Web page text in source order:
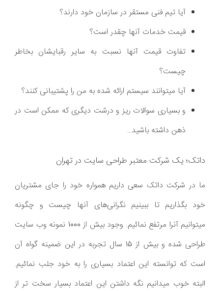
آیا تیم فنی مستقر در سازمان خود دارند؟
قیمت خدمات آنها چقدر است؟
تفاوت قیمت آنها نسبت به سایر رقبایشان بخاطر
چیست؟
آیا میتوانند سیستم ارائه شده به من را پشتیبانی کنند؟
و بسیاری سوالات ریز و درشت دیگری که ممکن است در
ذهن داشته باشید...
داتک؛ یک شرکت معتبر طراحی سایت در تهران
ما در شرکت داتک سعی داریم همواره خود را جای مشتریان
خود بگذاریم تا ببینیم نگرانی‌های آنها چیست و چگونه
میتوانیم آنرا مرتفع نمائیم. وجود بیش از 1000 نمونه وب سایت
طراحی شده و بیش از 15 سال تجربه در این ضمینه گواه آن
است که توانسته این اعتماد بسیاری را به خود جلب نمائیم.
البته خوب میدانیم نگه داشتن این اعتماد بسیار سخت تر از